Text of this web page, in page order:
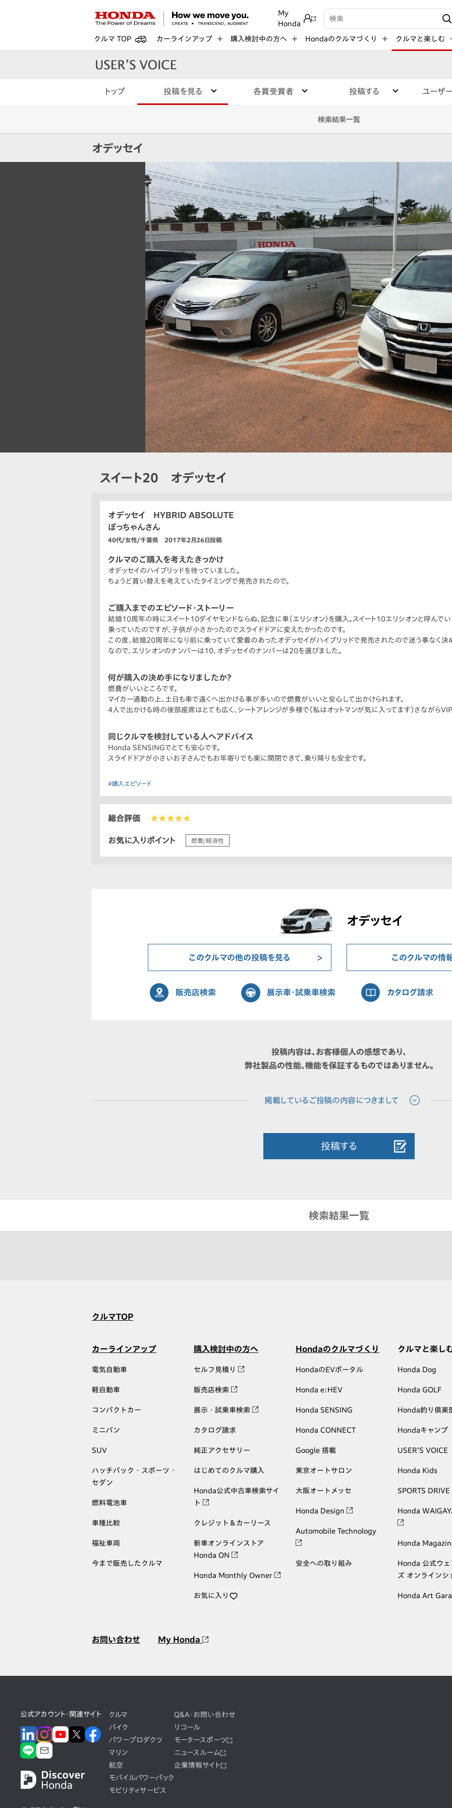
My
Honda
検索キーワード入力
クルマ TOP カーラインアップ 購入検討中の方へ Hondaのクルマづくり クルマと楽しむ
トップ 投稿を見る 各賞受賞者 投稿する ユーザ
検索結果一覧
オデッセイ
スイート20 オデッセイ
オデッセイ HYBRID ABSOLUTE
ぽっちゃんさん
40代/女性/千葉県 2017年2月26日投稿
クルマのご購入を考えたきっかけ
オデッセイのハイブリッドを待っていました。
ちょうど買い替えを考えていたタイミングで発売されたので。
ご購入までのエピソード・ストーリー
結婚10周年の時にスイート10ダイヤモンドならぬ、記念に車（エリシオン）を購入。スイート10エリシオンと呼んで
乗っていたのですが、子供が小さかったのでスライドドアに変えたかったのです。
この度、結婚20周年になり前に乗っていて愛着のあったオデッセイがハイブリッドで発売されたので迷う事なく決
なので、エリシオンのナンバーは10、オデッセイのナンバーは20を選びました。
何が購入の決め手になりましたか？
燃費がいいところです。
マイカー通勤の上、土日も車で遠くへ出かける事が多いので燃費がいいと安心して出かけられます。
4人で出かける時の後部座席はとても広く、シートアレンジが多様で（私はオットマンが気に入ってます）さながらVIP
同じクルマを検討している人へアドバイス
Honda SENSINGでとても安心です。
スライドドアが小さいお子さんでもお年寄りでも楽に開閉できて、乗り降りも安全です。
#購入エピソード
総合評価 ★★★★★
お気に入りポイント 燃費/経済性
オデッセイ
このクルマの他の投稿を見る このクルマの情
販売店検索 展示車・試乗車検索 カタログ請求
投稿内容は、お客様個人の感想であり、
弊社製品の性能、機能を保証するものではありません。
投稿する
検索結果一覧
クルマTOP
カーラインアップ
電気自動車
軽自動車
コンパクトカー
ミニバン
SUV
ハッチバック・スポーツ・
セダン
燃料電池車
車種比較
福祉車両
今まで販売したクルマ
購入検討中の方へ
セルフ見積り
販売店検索
展示・試乗車検索
カタログ請求
純正アクセサリー
はじめてのクルマ購入
Honda公式中古車検索サイ
ト
クレジット＆カーリース
新車オンラインストア
Honda ON
Honda Monthly Owner
お気に入り
Hondaのクルマづくり
HondaのEVポータル
Honda e:HEV
Honda SENSING
Honda CONNECT
Google 搭載
東京オートサロン
大阪オートメッセ
Honda Design
Automobile Technology
安全への取り組み
クルマと楽し
Honda Dog
Honda GOLF
Honda釣り倶楽
Hondaキャンプ
USER'S VOICE
Honda Kids
SPORTS DRIVE
Honda
Honda
Honda 公式ウェ
ズ オンラインシ
Honda Art
お問い合わせ My Honda
公式アカウント・関連サイト
クルマ
バイク
パワープロダクツ
マリン
航空
モバイルパワーパック
モビリティサービス
Q&A・お問い合わせ
リコール
モータースポーツ
ニュースルーム
企業情報サイト